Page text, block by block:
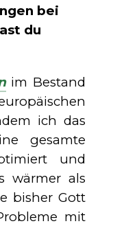
bei
du
im Bestand
ich das
gesamte
und
wärmer als
bisher Gott
mit